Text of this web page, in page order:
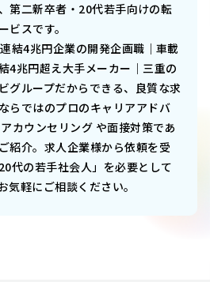
第二新卒者・20代若手向けの転
ビスです。
連結4兆円企業の開発企画職｜車載
4兆円超え大手メーカー｜三重の
グループだからできる、良質な求
らではのプロのキャリアアドバ
カウンセリング や面接対策であ
紹介。求人企業様から依頼を受
代の若手社会人」を必要として
気軽にご相談ください。